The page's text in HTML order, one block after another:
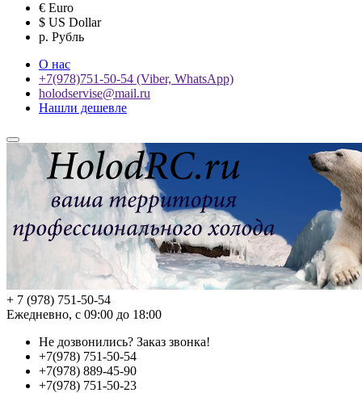
€ Euro
$ US Dollar
р. Рубль
О нас
+7(978)751-50-54 (Viber, WhatsApp)
holodservise@mail.ru
Нашли дешевле
+ 7 (978) 751-50-54
Ежедневно, с 09:00 до 18:00
Не дозвонились? Заказ звонка!
+7(978) 751-50-54
+7(978) 889-45-90
+7(978) 751-50-23